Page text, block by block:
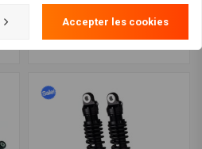
Accepter les cookies